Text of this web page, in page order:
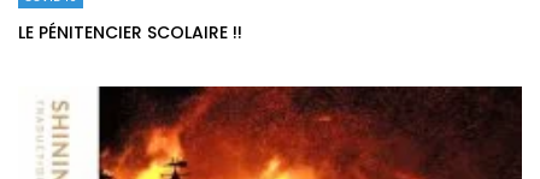
LE PÉNITENCIER SCOLAIRE !!